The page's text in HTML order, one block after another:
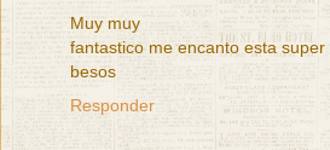
Muy muy
fantastico me encanto esta super
besos
Responder